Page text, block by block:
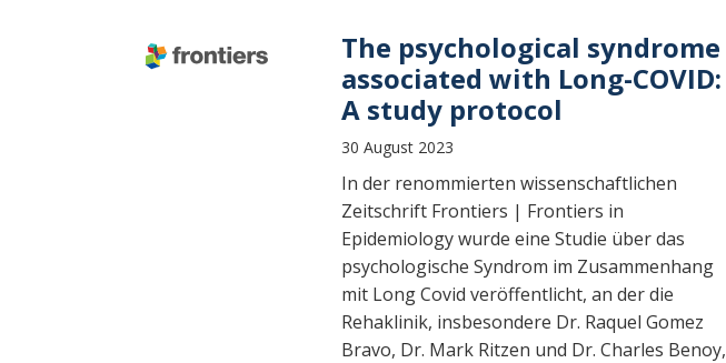
The psychological syndrome
associated with Long-COVID:
A study protocol
30 August 2023
In der renommierten wissenschaftlichen
Zeitschrift Frontiers | Frontiers in
Epidemiology wurde eine Studie über das
psychologische Syndrom im Zusammenhang
mit Long Covid veröffentlicht, an der die
Rehaklinik, insbesondere Dr. Raquel Gomez
Bravo, Dr. Mark Ritzen und Dr. Charles Benoy,
Beitragsnavigation